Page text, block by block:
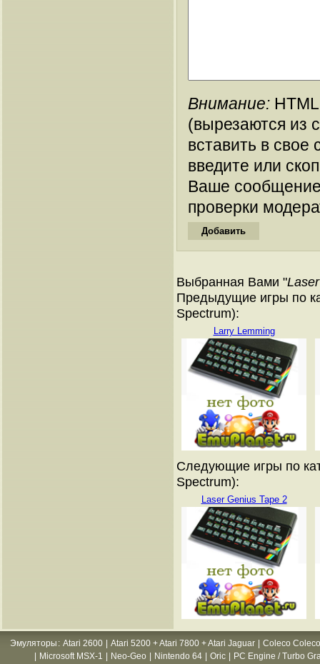
Внимание:
(вырезаются из
вставить в
введите или
Ваше
проверки
Выбранная Вами "
Предыдущие игры по
Spectrum):
Larry Lemming
Следующие игры по
Spectrum):
Laser Genius Tape 2
Эмуляторы : Atari 2600 Atari 5200 + Atari 7800 + Atari Jaguar
Coleco
Microsoft MSX-1 Neo-Geo Nintendo 64 Oric PC Engine / Turbo